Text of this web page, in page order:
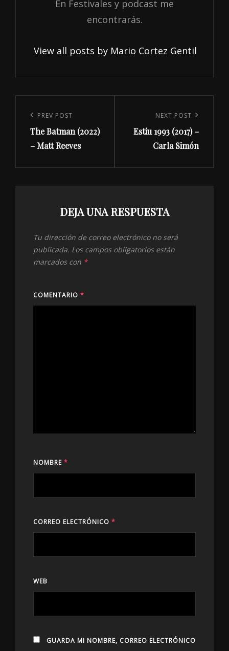
En Festivales y podcast me
encontrarás.
View all posts by Mario Cortez Gentil
entradas
Previous
Post
PREV POST
The Batman (2022)
– Matt Reeves
Post
NEXT POST
Estiu 1993 (2017) –
Carla Simón
DEJA UNA RESPUESTA
Tu dirección de correo electrónico no será
publicada. Los campos obligatorios están
marcados con *
COMENTARIO *
NOMBRE *
CORREO ELECTRÓNICO *
WEB
GUARDA MI NOMBRE, CORREO ELECTRÓNICO